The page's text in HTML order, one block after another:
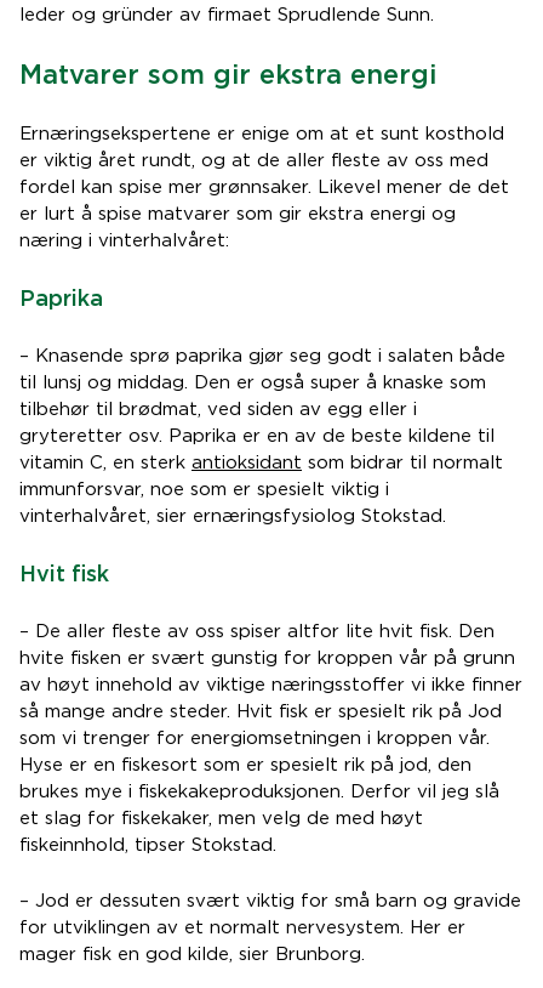
leder og gründer av firmaet Sprudlende Sunn.
Matvarer som gir ekstra energi
Ernæringsekspertene er enige om at et sunt kosthold
er viktig året rundt, og at de aller fleste av oss med
fordel kan spise mer grønnsaker. Likevel mener de det
er lurt å spise matvarer som gir ekstra energi og
næring i vinterhalvåret:
Paprika
– Knasende sprø paprika gjør seg godt i salaten både
til lunsj og middag. Den er også super å knaske som
tilbehør til brødmat, ved siden av egg eller i
gryteretter osv. Paprika er en av de beste kildene til
vitamin C, en sterk antioksidant som bidrar til normalt
immunforsvar, noe som er spesielt viktig i
vinterhalvåret, sier ernæringsfysiolog Stokstad.
Hvit fisk
– De aller fleste av oss spiser altfor lite hvit fisk. Den
hvite fisken er svært gunstig for kroppen vår på grunn
av høyt innehold av viktige næringsstoffer vi ikke finner
så mange andre steder. Hvit fisk er spesielt rik på Jod
som vi trenger for energiomsetningen i kroppen vår.
Hyse er en fiskesort som er spesielt rik på jod, den
brukes mye i fiskekakeproduksjonen. Derfor vil jeg slå
et slag for fiskekaker, men velg de med høyt
fiskeinnhold, tipser Stokstad.
– Jod er dessuten svært viktig for små barn og gravide
for utviklingen av et normalt nervesystem. Her er
mager fisk en god kilde, sier Brunborg.